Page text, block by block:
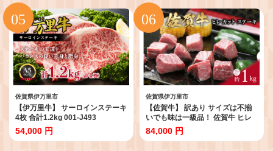
佐賀県伊万里市
【伊万里牛】 サーロインステーキ
4枚 合計1.2kg 001-J493
54,000 円
佐賀県伊万里市
【佐賀牛】 訳あり サイズは不揃
いでも味は一級品！ 佐賀牛 ヒレ
カット ステーキ 1kg 真空パック
お届け 150-J657
84,000 円